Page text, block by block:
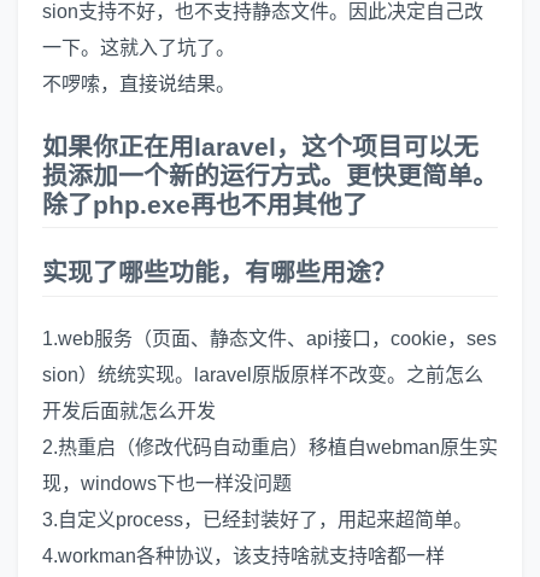
sion支持不好，也不支持静态文件。因此决定自己改
一下。这就入了坑了。
不啰嗦，直接说结果。
如果你正在用laravel，这个项目可以无
损添加一个新的运行方式。更快更简单。
除了php.exe再也不用其他了
实现了哪些功能，有哪些用途？
1.web服务（页面、静态文件、api接口，cookie，ses
sion）统统实现。laravel原版原样不改变。之前怎么
开发后面就怎么开发
2.热重启（修改代码自动重启）移植自webman原生实
现，windows下也一样没问题
3.自定义process，已经封装好了，用起来超简单。
4.workman各种协议，该支持啥就支持啥都一样